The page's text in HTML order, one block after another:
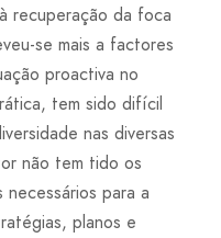
recuperação da foca
se mais a factores
proactiva no
tem sido difícil
nas diversas
não tem tido os
necessários para a
planos e